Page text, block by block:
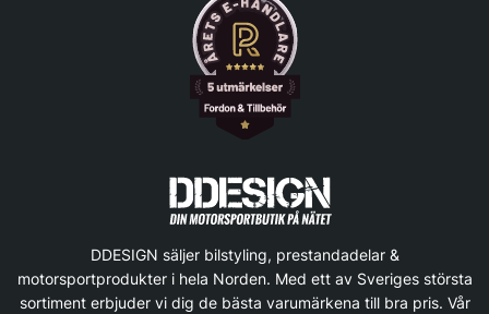
DDESIGN säljer bilstyling, prestandadelar &
motorsportprodukter i hela Norden. Med ett av Sveriges största
sortiment erbjuder vi dig de bästa varumärkena till bra pris. Vår